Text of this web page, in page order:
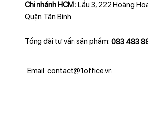
Chi nhánh HCM : Lầu 3, 222 Hoàng
Quận Tân Bình
Email: contact@1office.vn
Tổng đài tư vấn sản phẩm: 083 483